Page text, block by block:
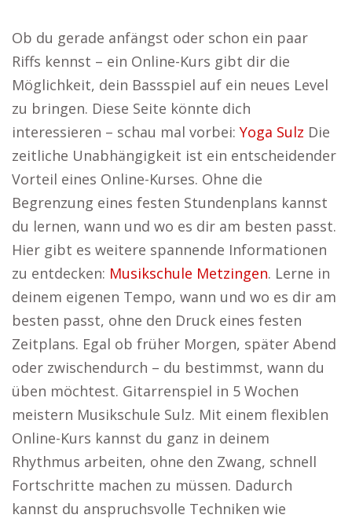
Ob du gerade anfängst oder schon ein paar
Riffs kennst – ein Online-Kurs gibt dir die
Möglichkeit, dein Bassspiel auf ein neues Level
zu bringen. Diese Seite könnte dich
interessieren – schau mal vorbei: Yoga Sulz Die
zeitliche Unabhängigkeit ist ein entscheidender
Vorteil eines Online-Kurses. Ohne die
Begrenzung eines festen Stundenplans kannst
du lernen, wann und wo es dir am besten passt.
Hier gibt es weitere spannende Informationen
zu entdecken: Musikschule Metzingen. Lerne in
deinem eigenen Tempo, wann und wo es dir am
besten passt, ohne den Druck eines festen
Zeitplans. Egal ob früher Morgen, später Abend
oder zwischendurch – du bestimmst, wann du
üben möchtest. Gitarrenspiel in 5 Wochen
meistern Musikschule Sulz. Mit einem flexiblen
Online-Kurs kannst du ganz in deinem
Rhythmus arbeiten, ohne den Zwang, schnell
Fortschritte machen zu müssen. Dadurch
kannst du anspruchsvolle Techniken wie